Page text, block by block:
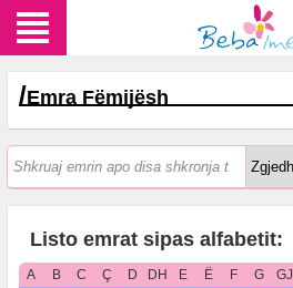
/Emra Fëmijësh
Listo emrat sipas alfabetit:
A B C Ç D DH E Ë F G GJ